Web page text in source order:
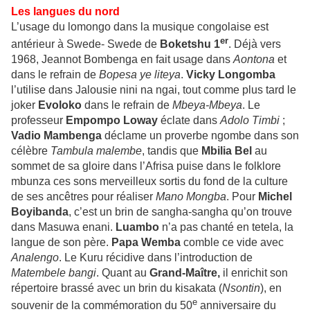
Les langues du nord
L’usage du lomongo dans la musique congolaise est
antérieur à Swede- Swede de Boketshu 1er. Déjà vers
1968, Jeannot Bombenga en fait usage dans Aontona et
dans le refrain de Bopesa ye liteya. Vicky Longomba
l’utilise dans Jalousie nini na ngai, tout comme plus tard le
joker Evoloko dans le refrain de Mbeya-Mbeya. Le
professeur Empompo Loway éclate dans Adolo Timbi ;
Vadio Mambenga déclame un proverbe ngombe dans son
célèbre Tambula malembe, tandis que Mbilia Bel au
sommet de sa gloire dans l’Afrisa puise dans le folklore
mbunza ces sons merveilleux sortis du fond de la culture
de ses ancêtres pour réaliser Mano Mongba. Pour Michel
Boyibanda, c’est un brin de sangha-sangha qu’on trouve
dans Masuwa enani. Luambo n’a pas chanté en tetela, la
langue de son père. Papa Wemba comble ce vide avec
Analengo. Le Kuru récidive dans l’introduction de
Matembele bangi. Quant au Grand-Maître, il enrichit son
répertoire brassé avec un brin du kisakata (Nsontin), en
souvenir de la commémoration du 50e anniversaire du